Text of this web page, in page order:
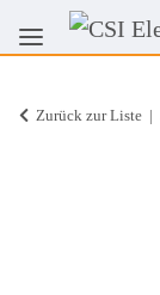
Zurück zur Liste